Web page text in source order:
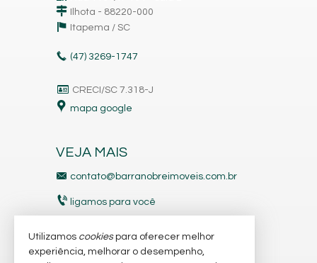
Ilhota - 88220-000
Itapema / SC
(47) 3269-1747
CRECI/SC 7.318-J
mapa google
VEJA MAIS
contato@barranobreimoveis.com.br
ligamos para você
Utilizamos cookiespara oferecer melhor
experiência, melhorar o desempenho,